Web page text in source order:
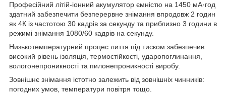
Професійний літій-іонний акумулятор ємністю на 1450 мА·год
здатний забезпечити безперервне знімання впродовж 2 годин
як 4К із частотою 30 кадрів за секунду та приблизно 3 години в
режимі знімання 1080/60 кадрів на секунду.
Низькотемпературний процес лиття під тиском забезпечив
високий рівень ізоляція, термостійкості, ударопоглинання,
вологонепроникності та пилонепроникності виробу.
Зовнішнє знімання істотно залежить від зовнішніх чинників:
погодних умов, температури повітря тощо.